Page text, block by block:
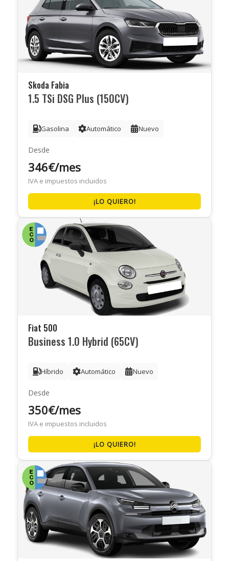
Skoda Fabia
1.5 TSi DSG Plus (150CV)
Gasolina Automático Nuevo
Desde
346€/mes
IVA e impuestos incluidos
¡LO QUIERO!
Fiat 500
Business 1.0 Hybrid (65CV)
Híbrido Automático Nuevo
Desde
350€/mes
IVA e impuestos incluidos
¡LO QUIERO!